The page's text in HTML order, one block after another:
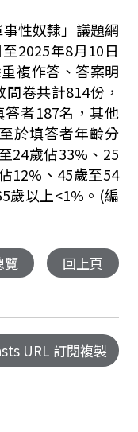
性奴隸」議題網
2025年8月10日
複作答、答案明
卷共計814份，
者187名，其他
於填答者年齡分
24歲佔33%、25
12%、45歲至54
歲以上<1%。(編
覽 回上頁
URL 訂閱複製